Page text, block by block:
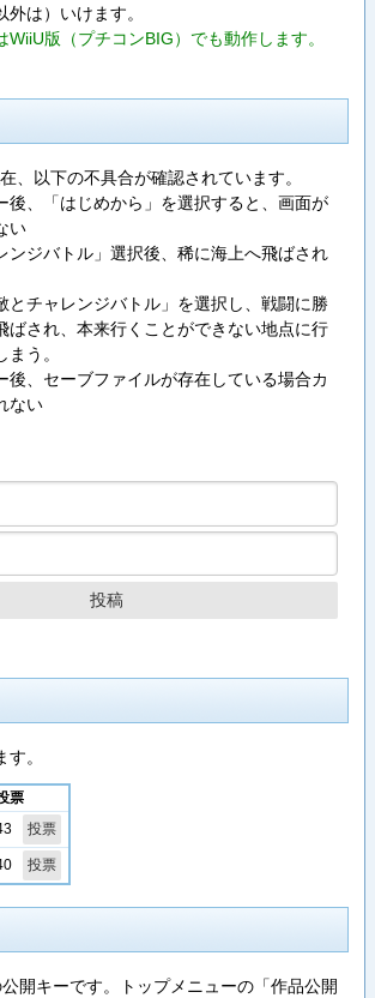
は）いけます。
WiiU版（プチコンBIG）でも動作します。
、以下の不具合が確認されています。
後、「はじめから」を選択すると、画面が
い
ンジバトル」選択後、稀に海上へ飛ばされ
とチャレンジバトル」を選択し、戦闘に勝
ばされ、本来行くことができない地点に行
う。
後、セーブファイルが存在している場合カ
ない
。
票
開キーです。トップメニューの「作品公開